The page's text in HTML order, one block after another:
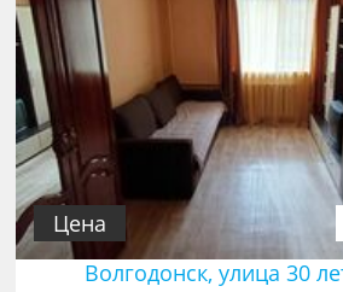
Цена
Волгодонск, улица 30